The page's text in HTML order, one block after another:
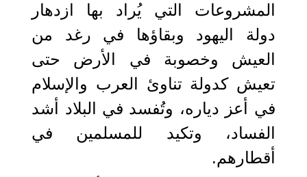
المشروعات التي يُراد بها ازدهار
دولة اليهود وبقاؤها في رغد من
العيش وخصوبة في الأرض حتى
تعيش كدولة تناوئ العرب والإسلام
في أعز دياره، وتُفسد في البلاد أشد
الفساد، وتكيد للمسلمين في
أقطارهم.